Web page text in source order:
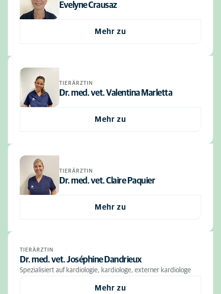
Evelyne Crausaz
Mehr zu
TIERÄRZTIN
Dr. med. vet. Valentina Marletta
Mehr zu
TIERÄRZTIN
Dr. med. vet. Claire Paquier
Mehr zu
TIERÄRZTIN
Dr. med. vet. Joséphine Dandrieux
Spezialisiert auf kardiologie, kardiologe, externer kardiologe
Mehr zu